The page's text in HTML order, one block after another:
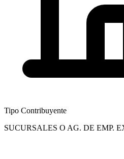
Tipo Contribuyente
SUCURSALES O AG. DE EMP.